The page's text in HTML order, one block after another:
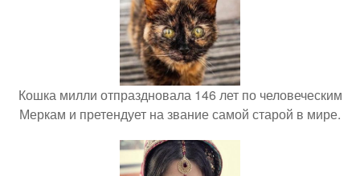
Кошка милли отпраздновала 146 лет по человеческим
Меркам и претендует на звание самой старой в мире.